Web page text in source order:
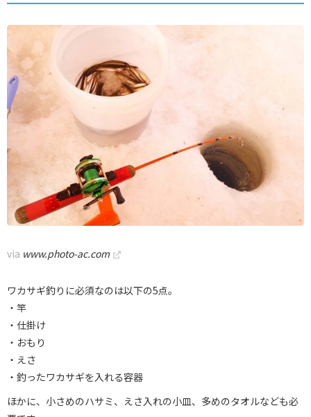
via www.photo-ac.com
ワカサギ釣りに必須なのは以下の5点。
・竿
・仕掛け
・おもり
・えさ
・釣ったワカサギを入れる容器
ほかに、小さめのハサミ、えさ入れの小皿、多めのタオルなども必